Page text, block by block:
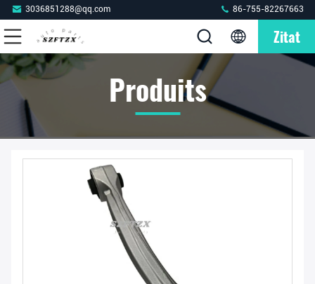
3036851288@qq.com 86-755-82267663
Zitat
Produits